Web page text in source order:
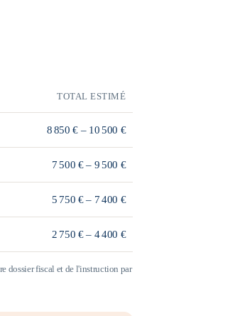
TOTAL ESTIMÉ
8 850 € – 10 500 €
7 500 € – 9 500 €
5 750 € – 7 400 €
2 750 € – 4 400 €
dossier fiscal et de l'instruction par